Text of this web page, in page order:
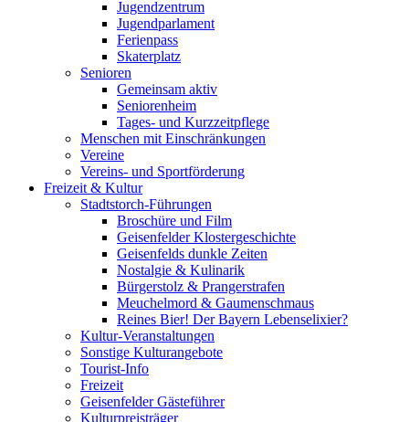
Jugendzentrum
Jugendparlament
Ferienpass
Skaterplatz
Senioren
Gemeinsam aktiv
Seniorenheim
Tages- und Kurzzeitpflege
Menschen mit Einschränkungen
Vereine
Vereins- und Sportförderung
Freizeit & Kultur
Stadtstorch-Führungen
Broschüre und Film
Geisenfelder Klostergeschichte
Geisenfelds dunkle Zeiten
Nostalgie & Kulinarik
Bürgerstolz & Prangerstrafen
Meuchelmord & Gaumenschmaus
Reines Bier! Der Bayern Lebenselixier?
Kultur-Veranstaltungen
Sonstige Kulturangebote
Tourist-Info
Freizeit
Geisenfelder Gästeführer
Kulturpreisträger